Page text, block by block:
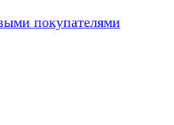
покупателями